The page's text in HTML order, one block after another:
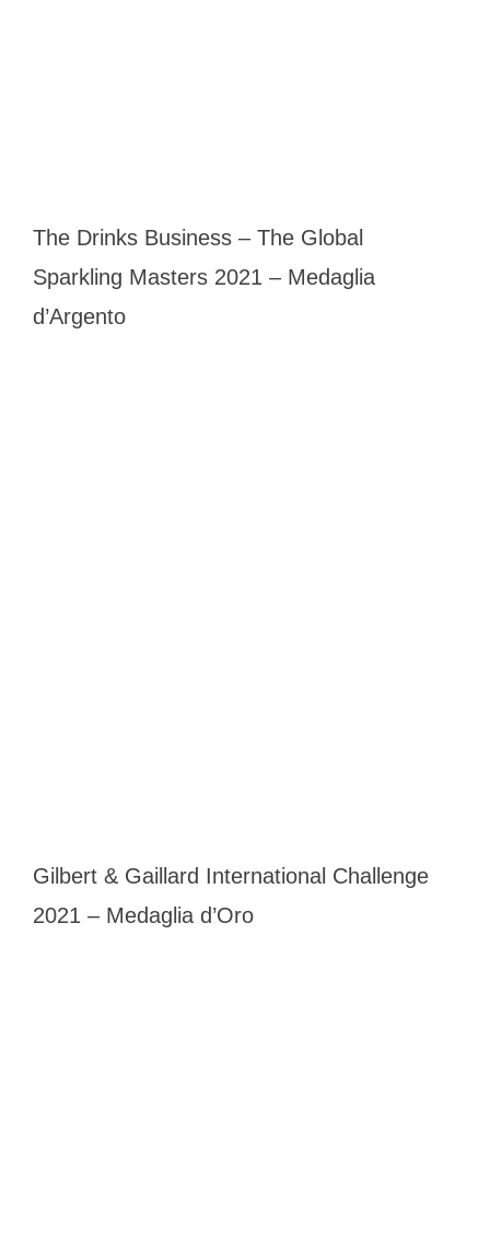
The Drinks Business – The Global
Sparkling Masters 2021 – Medaglia
d’Argento
Gilbert & Gaillard International Challenge
2021 – Medaglia d’Oro